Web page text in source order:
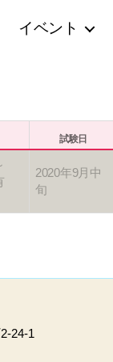
イベント
試験日
2020年9月中
旬
24-1